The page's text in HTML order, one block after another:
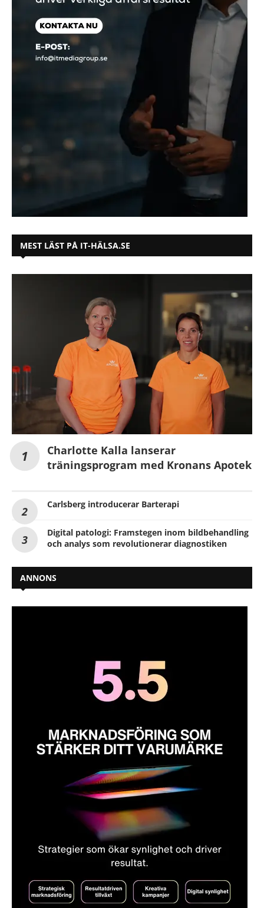
MEST LÄST PÅ IT-HÄLSA.SE
Charlotte Kalla lanserar
träningsprogram med Kronans Apotek
Carlsberg introducerar Barterapi
Digital patologi: Framstegen inom bildbehandling
och analys som revolutionerar diagnostiken
ANNONS